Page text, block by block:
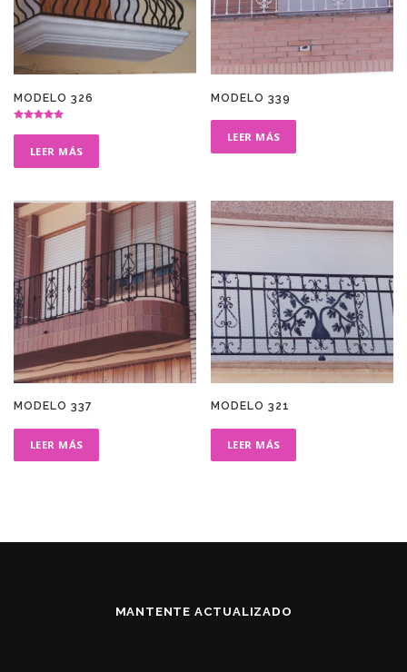
MODELO 326
5.00
LEER MÁS
MODELO 339
LEER MÁS
MODELO 337
LEER MÁS
MODELO 321
LEER MÁS
MANTENTE ACTUALIZADO